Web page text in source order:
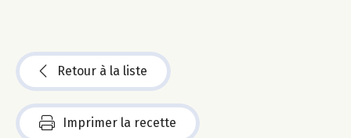
Retour à la liste
Imprimer la recette